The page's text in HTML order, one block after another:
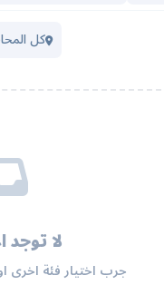
كل
لا توجد
جرب اختيار فئة اخرى